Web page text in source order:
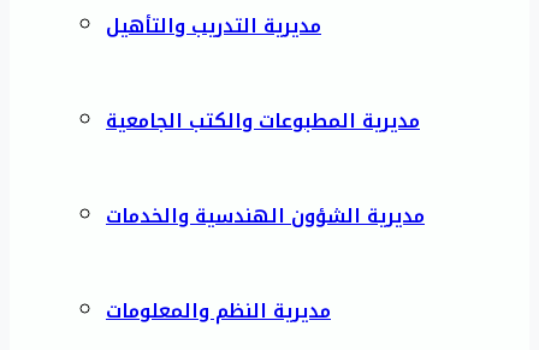
مديرية التدريب والتأهيل
مديرية المطبوعات والكتب الجامعية
مديرية الشؤون الهندسية والخدمات
مديرية النظم والمعلومات